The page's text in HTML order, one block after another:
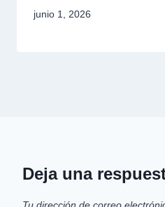
junio 1, 2026
Deja una